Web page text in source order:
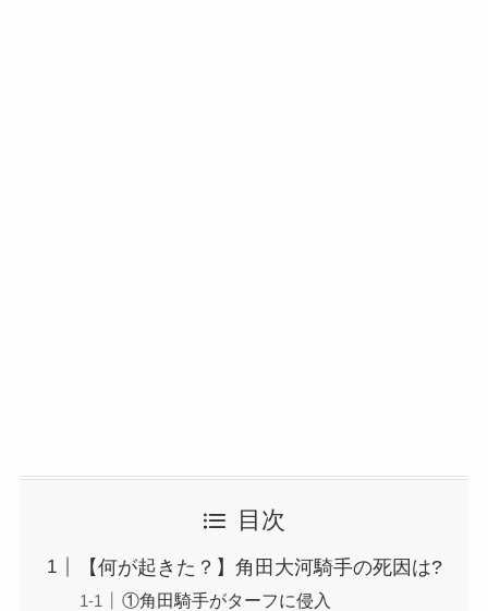
目次
【何が起きた？】角田大河騎手の死因は?
①角田騎手がターフに侵入